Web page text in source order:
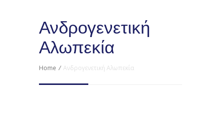
Ανδρογενετική
Αλωπεκία
Home / Ανδρογενετική Αλωπεκία